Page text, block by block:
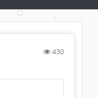
430